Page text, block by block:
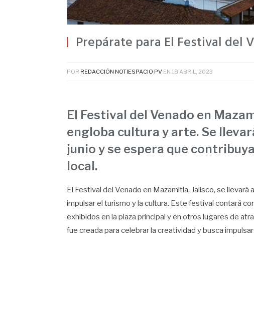
Prepárate para El Festival del
POR REDACCIÓN NOTIESPACIO PV EN 18 ABRIL, 2023
El Festival del Venado en
engloba cultura y arte. Se
junio y se espera que
local.
El Festival del Venado en Mazamitla, Jalisco, se
impulsar el turismo y la cultura. Este festival contará
exhibidos en la plaza principal y en otros lugares de
fue creada para celebrar la creatividad y busca